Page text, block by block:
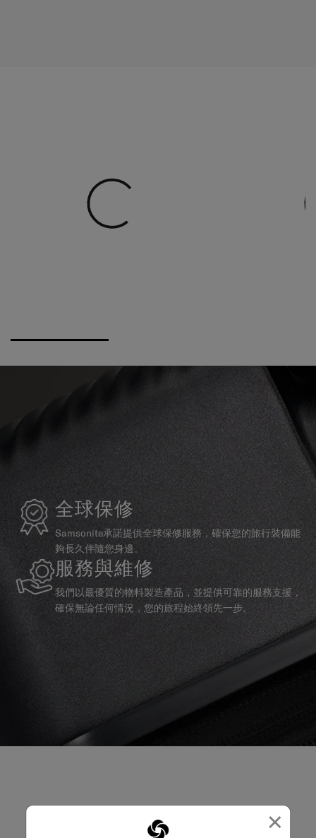
×
全球保修
Samsonite承諾提供全球保修服務，確保您的旅行裝備能
夠長久伴隨您身邊。
服務與維修
我們以最優質的物料製造產品，並提供可靠的服務支援，
確保無論任何情況，您的旅程始終領先一步。
產品評論